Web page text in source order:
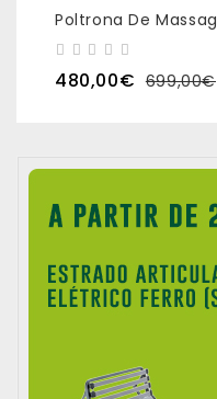
480,00€ 699,00€